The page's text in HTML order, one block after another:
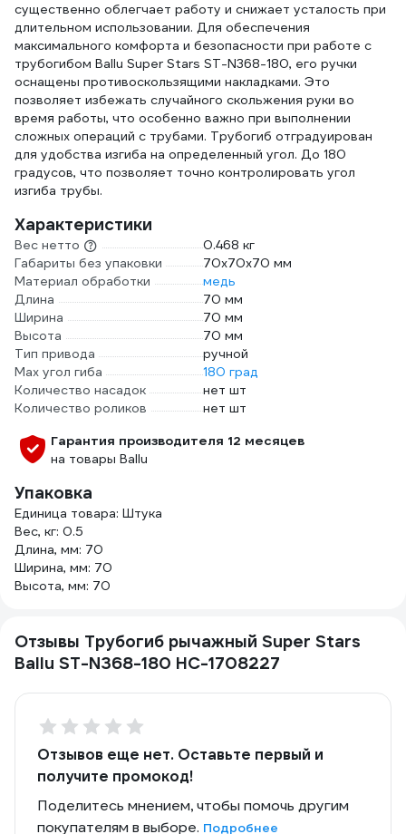
существенно облегчает работу и снижает усталость при
длительном использовании. Для обеспечения
максимального комфорта и безопасности при работе с
трубогибом Ballu Super Stars ST-N368-180, его ручки
оснащены противоскользящими накладками. Это
позволяет избежать случайного скольжения руки во
время работы, что особенно важно при выполнении
сложных операций с трубами. Трубогиб отградуирован
для удобства изгиба на определенный угол. До 180
градусов, что позволяет точно контролировать угол
изгиба трубы.
Характеристики
Вес нетто
0.468 кг
Габариты без упаковки
70х70х70 мм
Материал обработки
медь
Длина
70 мм
Ширина
70 мм
Высота
70 мм
Тип привода
ручной
Мах угол гиба
180 град
Количество насадок
нет шт
Количество роликов
нет шт
Гарантия производителя 12 месяцев
на товары Ballu
Упаковка
Единица товара: Штука
Вес, кг: 0.5
Длина, мм: 70
Ширина, мм: 70
Высота, мм: 70
Отзывы Трубогиб рычажный Super Stars
Ballu ST-N368-180 НС-1708227
Отзывов еще нет. Оставьте первый и
получите промокод!
Поделитесь мнением, чтобы помочь другим
покупателям в выборе. Подробнее